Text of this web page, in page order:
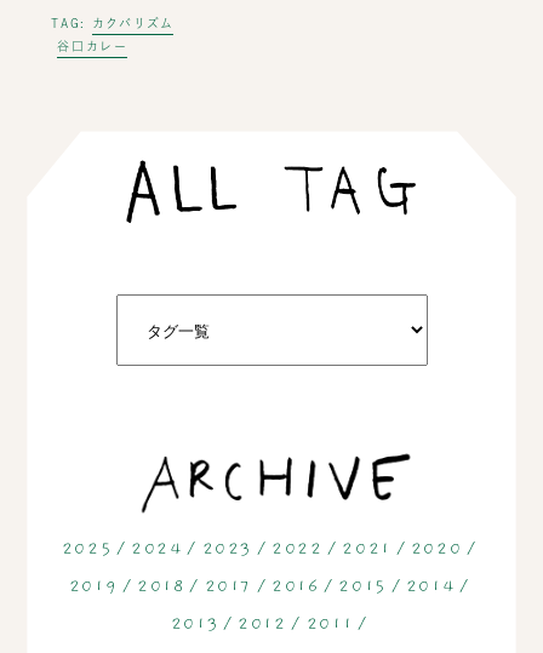
TAG:
カクバリズム
谷口カレー
2025 2024 2023 2022 2021
2020
2019
2018 2017 2016 2015
2014
2013
2012 2011